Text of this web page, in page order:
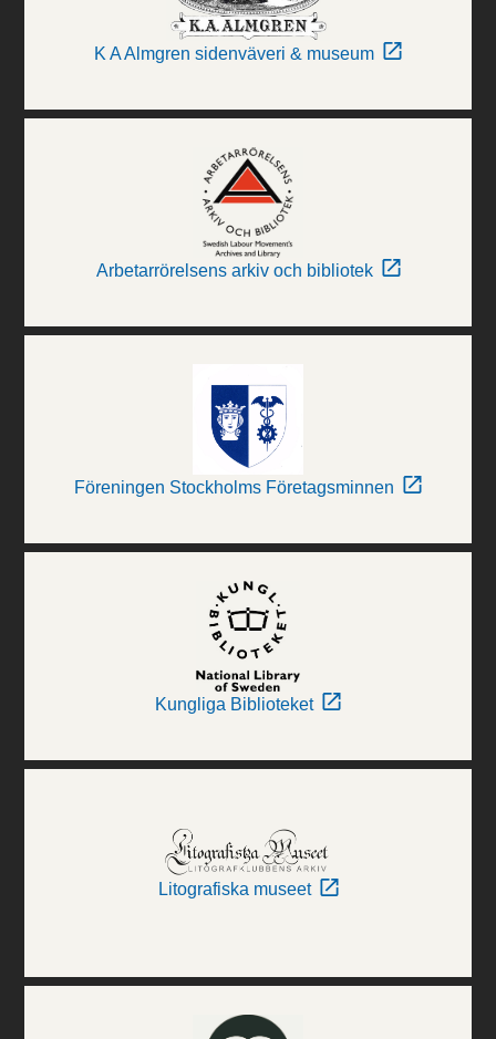
K A Almgren sidenväveri & museum
Arbetarrörelsens arkiv och bibliotek
Föreningen Stockholms Företagsminnen
Kungliga Biblioteket
Litografiska museet